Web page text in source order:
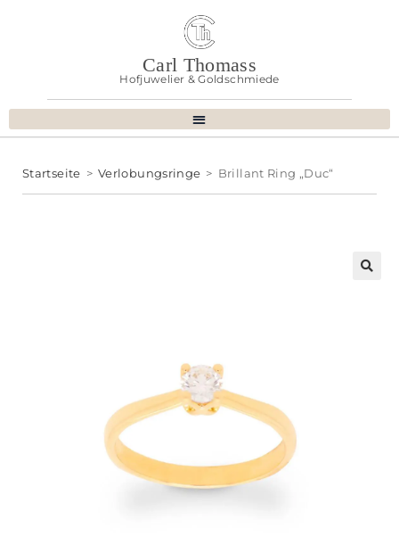
Carl Thomass
Hofjuwelier & Goldschmiede
Startseite > Verlobungsringe > Brillant Ring „Duc“